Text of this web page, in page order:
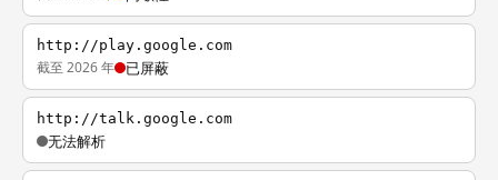
http://play.google.com
截至 2026 年 已屏蔽
http://talk.google.com
无法解析